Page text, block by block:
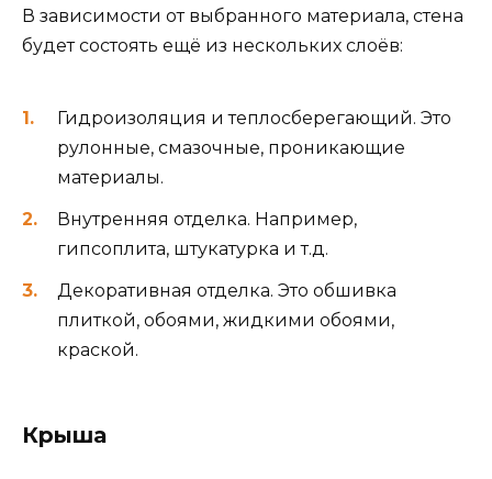
В зависимости от выбранного материала, стена
будет состоять ещё из нескольких слоёв:
Гидроизоляция и теплосберегающий. Это
рулонные, смазочные, проникающие
материалы.
Внутренняя отделка. Например,
гипсоплита, штукатурка и т.д.
Декоративная отделка. Это обшивка
плиткой, обоями, жидкими обоями,
краской.
Крыша